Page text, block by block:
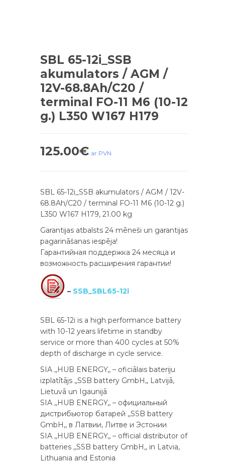
SBL 65-12i_SSB
akumulators / AGM /
12V-68.8Ah/C20 /
terminal FO-11 M6 (10-12
g.) L350 W167 H179
125.00€ ar PVN
SBL 65-12i_SSB akumulators / AGM / 12V-
68.8Ah/C20 / terminal FO-11 M6 (10-12 g.)
L350 W167 H179, 21.00 kg
Garantijas atbalsts 24 mēneši un garantijas
pagarināšanas iespēja!
Гарантийная поддержка 24 месяца и
возможность расширения гарантии!
– SSB_SBL65-12i
SBL 65-12i is a high performance battery
with 10-12 years lifetime in standby
service or more than 400 cycles at 50%
depth of discharge in cycle service.
SIA ,,HUB ENERGY,, – oficiālais bateriju
izplatītājs ,,SSB battery GmbH,, Latvijā,
Lietuvā un Igaunijā
SIA ,,HUB ENERGY,, – официальный
дистрибьютор батарей ,,SSB battery
GmbH,, в Латвии, Литве и Эстонии
SIA ,,HUB ENERGY,, – official distributor of
batteries ,,SSB battery GmbH,, in Latvia,
Lithuania and Estonia